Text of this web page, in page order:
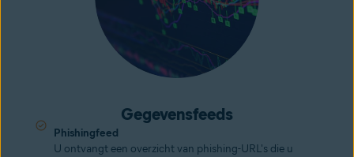
Gegevensfeeds
Phishingfeed
U ontvangt een overzicht van phishing-URL's die u